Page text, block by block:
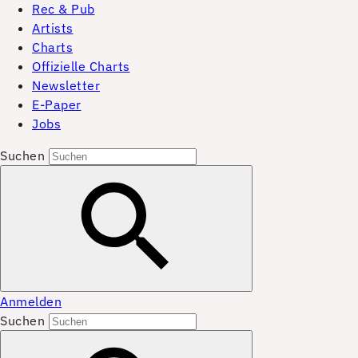
Rec & Pub
Artists
Charts
Offizielle Charts
Newsletter
E-Paper
Jobs
Suchen
Anmelden
Suchen